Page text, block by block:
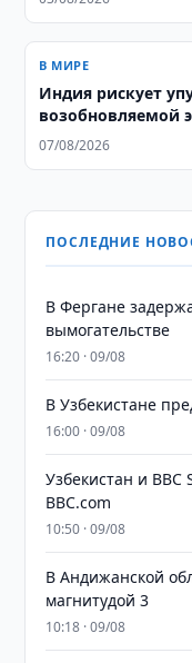
В МИРЕ
Индия рискует
возобновляемой
аналитики ORF
07/08/2026
ПОСЛЕДНИЕ
В Фергане
вымогательстве
16:20 · 09/08
В Узбекистане
16:00 · 09/08
Узбекистан и
BBC.com
10:50 · 09/08
В Андижанской
магнитудой 3
10:18 · 09/08